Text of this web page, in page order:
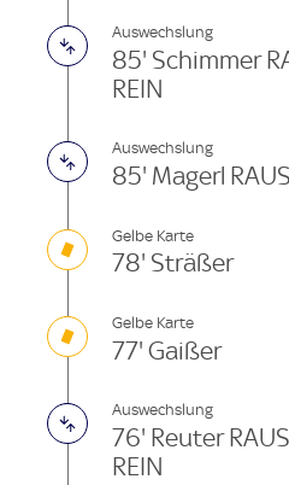
Auswechslung
85' Schimmer
REIN
Auswechslung
85' Magerl
Gelbe Karte
78' Sträßer
Gelbe Karte
77' Gaißer
Auswechslung
76' Reuter
REIN